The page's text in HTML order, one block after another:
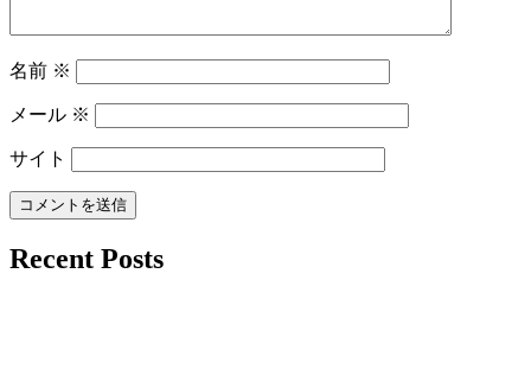
名前 ※
メール ※
サイト
Recent Posts